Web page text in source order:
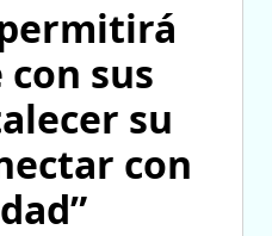
sus
su
con